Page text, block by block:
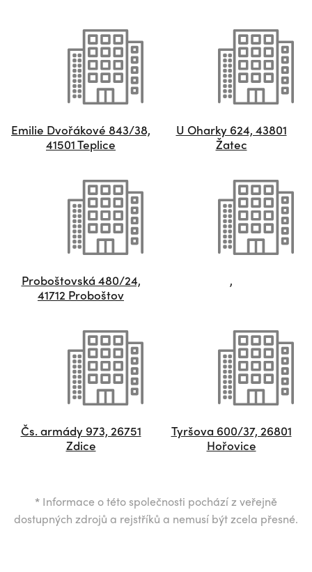
Emilie Dvořákové 843/38,
41501 Teplice
U Oharky 624, 43801
Žatec
Proboštovská 480/24,
41712 Proboštov
,
Čs. armády 973, 26751
Zdice
Tyršova 600/37, 26801
Hořovice
* Informace o této společnosti pochází z veřejně
dostupných zdrojů a rejstříků a nemusí být zcela přesné.